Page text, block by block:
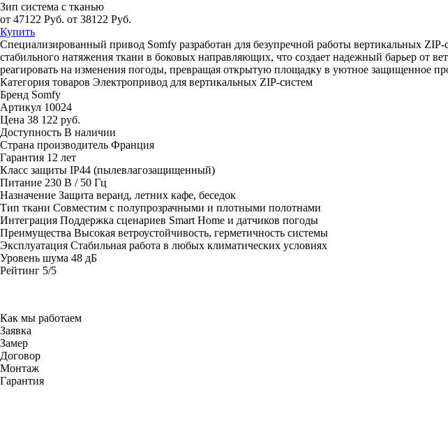
Зип система с тканью
от 47122 Руб. от 38122 Руб.
Купить
Специализированный привод Somfy разработан для безупречной работы вертикальных
стабильного натяжения ткани в боковых направляющих, что создает надежный барьер от
реагировать на изменения погоды, превращая открытую площадку в уютное защищенное
Категория товаров Электропривод для вертикальных ZIP-систем
Бренд Somfy
Артикул 10024
Цена 38 122 руб.
Доступность В наличии
Страна производитель Франция
Гарантия 12 лет
Класс защиты IP44 (пылевлагозащищенный)
Питание 230 В / 50 Гц
Назначение Защита веранд, летних кафе, беседок
Тип ткани Совместим с полупрозрачными и плотными полотнами
Интеграция Поддержка сценариев Smart Home и датчиков погоды
Преимущества Высокая ветроустойчивость, герметичность системы
Эксплуатация Стабильная работа в любых климатических условиях
Уровень шума 48 дБ
Рейтинг 5/5
Как мы работаем
Заявка
Замер
Договор
Монтаж
Гарантия